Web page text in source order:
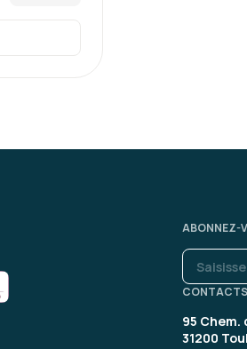
ABONNEZ-
CONTACTS
95 Chem.
31200